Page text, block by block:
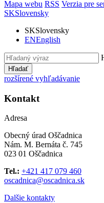
Mapa webu RSS Verzia pre
SKSlovensky
SKSlovensky
ENEnglish
Hľadať
rozšírené vyhľadávanie
Kontakt
Adresa
Obecný úrad Oščadnica
Nám. M. Bernáta č. 745
023 01 Oščadnica
Tel.: +421 417 079 460
oscadnica@oscadnica.sk
Dalšie kontakty